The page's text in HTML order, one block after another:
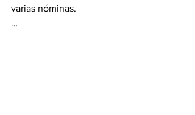
varias nóminas.
…